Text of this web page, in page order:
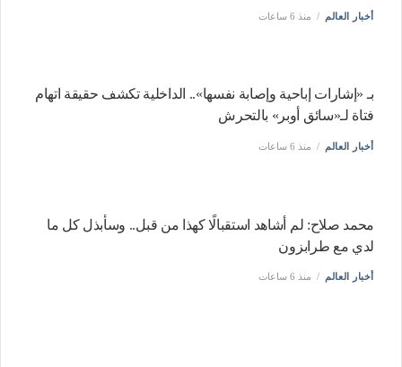
أخبار العالم منذ 6 ساعات
بـ «إشارات إباحية وإصابة نفسها».. الداخلية تكشف حقيقة اتهام
فتاة لـ«سائق أوبر» بالتحرش
أخبار العالم منذ 6 ساعات
محمد صلاح: لم أشاهد استقبالًا كهذا من قبل.. وسأبذل كل ما
لدي مع طرابزون
أخبار العالم منذ 6 ساعات